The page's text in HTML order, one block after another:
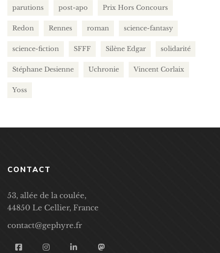
parutions post-apo Prix Hors Concours
Redon Rennes roman science-fantasy
science-fiction SFFF Silène Edgar solidarité
Stéphane Desienne Uchronie Vincent Corlaix
Yoss
CONTACT
53, allée de la coulée,
44850 Le Cellier, France
contact@gephyre.fr